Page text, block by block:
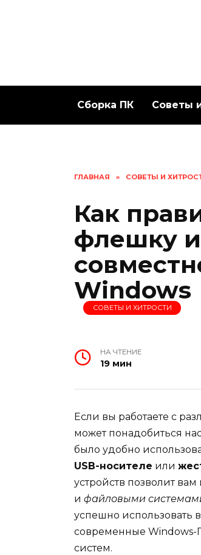
Сборка ПК Советы
ГЛАВНАЯ » СОВЕТЫ И
Как
флешку
Windows
СОВЕТЫ И ХИТРОСТИ
НА ЧТЕНИЕ
19 мин
Если вы работаете с
может понадобиться
было удобно
USB-носителе или
устройств позволит
и файловыми
успешно использовать
современные Windows-
систем.